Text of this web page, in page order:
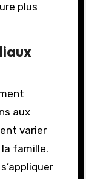
plus
aux
varier
famille.